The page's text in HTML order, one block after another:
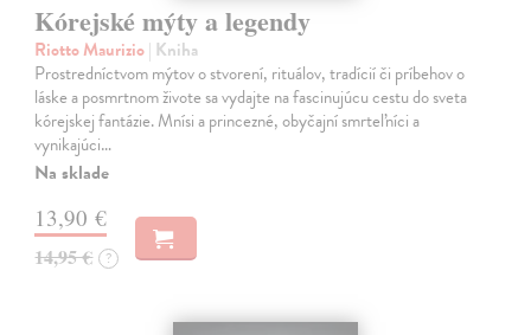
Kórejské mýty a legendy
Riotto Maurizio| Kniha
Prostredníctvom mýtov o stvorení, rituálov, tradícií či príbehov o
láske a posmrtnom živote sa vydajte na fascinujúcu cestu do sveta
kórejskej fantázie. Mnísi a princezné, obyčajní smrteľníci a
vynikajúci…
Na sklade
13,90 €
14,95 € ?